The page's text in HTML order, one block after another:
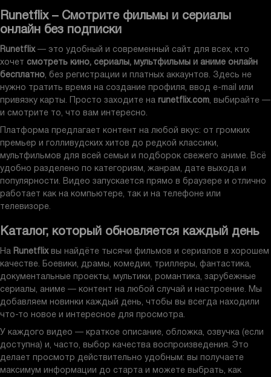
онлайн без подписки
Runetflix— это удобный и современный сайт для всех, кто
хочетсмотреть кино, сериалы, мультфильмы и аниме онлайн
бесплатно, без регистрации и платных аккаунтов. Здесь не
нужно тратить время на создание профиля, ввод e-mail или
привязку карты. Просто заходите наrunetflix.com , выбирайте —
и смотрите то, что вам интересно.
Платформа предлагает контент на любой вкус: от громких
премьер и голливудских хитов до редкой классики,
мультфильмов для всей семьи и подборок свежего аниме. Всё
удобно разделено по категориям, жанрам, дате выхода и
популярности. Видео запускается прямо в браузере и отлично
работает как на компьютере, так и на телефоне или
телевизоре.
НаRunetflix вы найдёте тысячи фильмов и сериалов в хорошем
качестве. Боевики, драмы, комедии, триллеры, фантастика,
документальные проекты, мультики, романтика, зарубежные
сериалы, аниме — контент на любой случай и настроение. Мы
добавляем новинки каждый день, чтобы вы всегда находили
что-то новое и интересное для просмотра.
У каждого видео — краткое описание, обложка, озвучка (если
доступна) и, часто, выбор качества воспроизведения. Это
делает просмотр действительно удобным: вы получаете
максимум информации до старта и можете выбрать, как
именно хотите смотреть.